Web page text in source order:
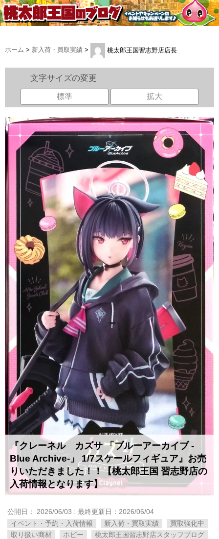
ホーム > 新入荷・買取実績 > 桃太郎王国習志野店店長
文字サイズの変更
標準 拡大
『クレーネル カズサ ​「ブルーアーカイブ ​-
Blue ​Archive-」 ​1/7スケールフィギュア』お売
りいただきました！！【桃太郎王国 習志野店の
入荷情報となります】
公開日： 2026/06/03 : 最終更新日：2026/06/04
イベント・予約・入荷情報
新入荷・買取実績
買取強化中
取り扱い商材
ホビー
桃太郎王国習志野店スタッフブログ